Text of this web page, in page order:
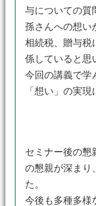
与についての質
孫さんへの想い
相続税、贈与税
係していると思
今回の講義で学
「想い」の実
セミナー後の懇
の懇親が深まり
た。
今後も多種多様